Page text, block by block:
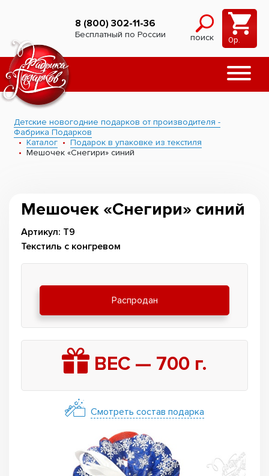
8 (800) 302-11-36
Бесплатный по России поиск 0р.
Детские новогодние подарков от производителя -
Фабрика Подарков
Каталог
Подарок в упаковке из текстиля
Мешочек «Снегири» синий
Мешочек «Снегири» синий
Артикул: Т9
Текстиль с конгревом
Распродан
ВЕС — 700 г.
Смотреть состав подарка